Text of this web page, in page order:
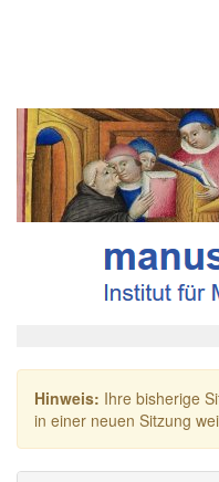
Hinweis: Ihre bisherige
in einer neuen Sitzung